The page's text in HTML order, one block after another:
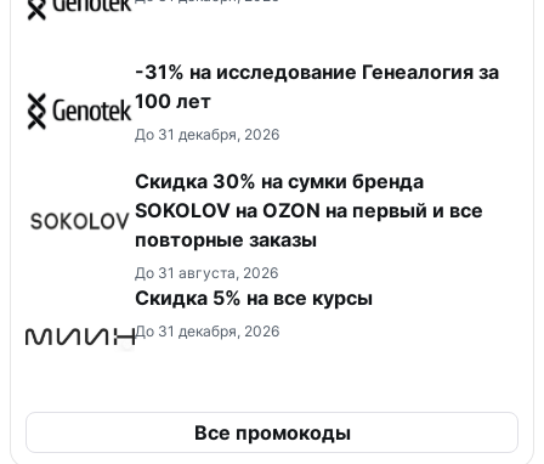
-31% на исследование Генеалогия за
100 лет
До 31 декабря, 2026
Скидка 30% на сумки бренда
SOKOLOV на OZON на первый и все
повторные заказы
До 31 августа, 2026
Скидка 5% на все курсы
До 31 декабря, 2026
Все промокоды